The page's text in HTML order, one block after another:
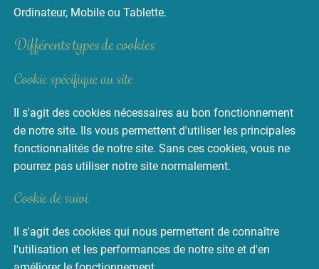
Ordinateur, Mobile ou Tablette.
Différents types de cookies
Cookie spécifique au site
Il s'agit des cookies nécessaires au bon fonctionnement
de notre site. Ils vous permettent d'utiliser les principales
fonctionnalités de notre site. Sans ces cookies, vous ne
pourrez pas utiliser notre site normalement.
Cookie de suivi
Il s'agit des cookies qui nous permettent de connaître
l'utilisation et les performances de notre site et d'en